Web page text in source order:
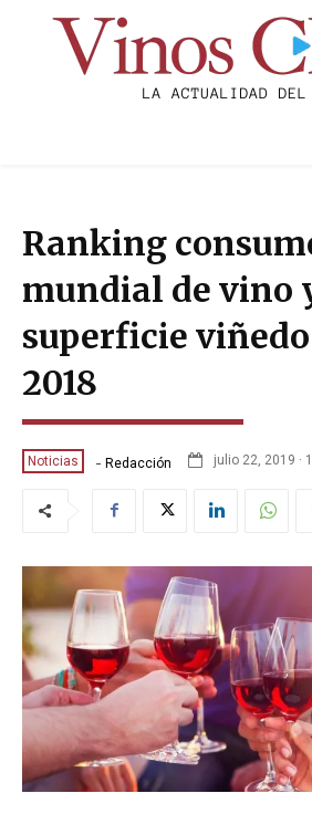
Ranking
mundial de vino
superficie
2018
Noticias - Redacción julio 22, 2019 ·